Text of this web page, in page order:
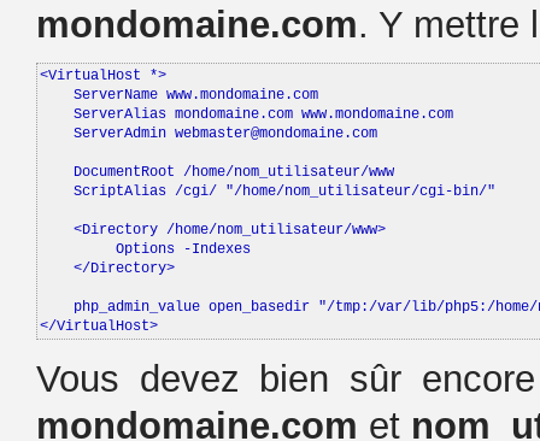
mondomaine.com. Y mettre
<VirtualHost *>
ServerName www.mondomaine.com
ServerAlias mondomaine.com www.mondomaine.com
ServerAdmin webmaster@mondomaine.com
DocumentRoot /home/nom_utilisateur/www
ScriptAlias /cgi/ "/home/nom_utilisateur/cgi-bin/"
<Directory /home/nom_utilisateur/www>
Options -Indexes
</Directory>
php_admin_value open_basedir "/tmp:/var/lib/php5:/home/
</VirtualHost>
Vous devez bien sûr
mondomaine.com et